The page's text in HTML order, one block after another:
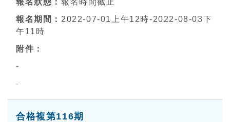
報名時間截止
2022-07-01上午12時-2022-08-03下
午11時
-
-
合格複第116期